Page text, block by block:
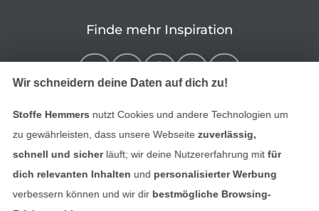
Finde mehr Inspiration
Wir schneidern deine Daten auf dich zu!
Stoffe Hemmers nutzt Cookies und andere Technologien um
zu gewährleisten, dass unsere Webseite zuverlässig,
schnell und sicherläuft; wir deine Nutzererfahrung mitfür
dich relevanten Inhalten und personalisierter Werbung
verbessern können und wir dir bestmögliche Browsing-